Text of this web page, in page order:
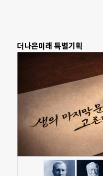
더나은미래 특별기획